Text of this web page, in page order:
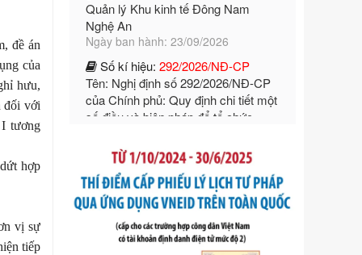
đề án
của
hưu,
đối với
I tương
hợp
vị sự
tiếp
Số kí hiệu:292/2026/NĐ-CP
Tên: Nghị định số 292/2026/NĐ-CP
của Chính phủ: Quy định chi tiết một
số điều và biện pháp để tổ chức,
hướng dẫn thi hành Luật Quản lý
ngoại thương
Ngày ban hành: 21/07/2026
Tên: Nghị định số 292/2026/NĐ-CP
của Chính phủ: Quy định chi tiết một
số điều và biện pháp để tổ chức,
hướng dẫn thi hành Luật Quản lý
ngoại thương
Ngày ban hành: 21/07/2026